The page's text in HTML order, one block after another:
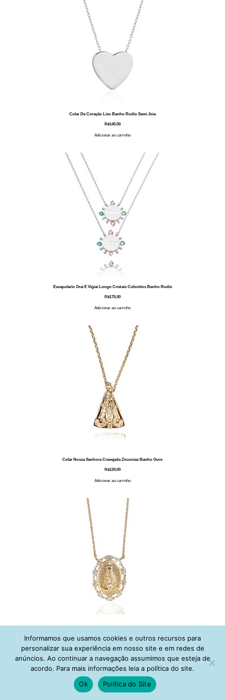
Colar De Coração Liso Banho Rodio Semi Joia
R$140,00
Adicionar ao carrinho
Escapulario Orai E Vigiai Longo Cristais Coloridos Banho Rodio
R$175,00
Adicionar ao carrinho
Colar Nossa Senhora Cravejada Zirconias Banho Ouro
R$129,00
Adicionar ao carrinho
Informamos que usamos cookies e outros recursos para
personalizar sua experiência em nosso site e em redes de
anúncios. Ao continuar a navegação assumimos que esteja de
acordo. Para mais informações leia a política do site.
Ok
Política do Site